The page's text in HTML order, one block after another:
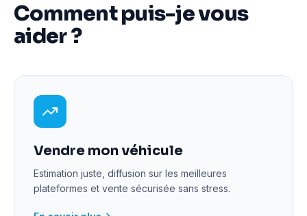
Comment puis-je vous
aider ?
Vendre mon véhicule
Estimation juste, diffusion sur les meilleures
plateformes et vente sécurisée sans stress.